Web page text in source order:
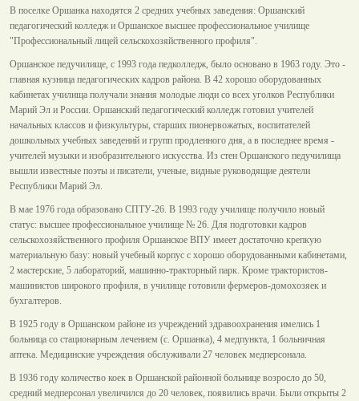
В поселке Оршанка находятся 2 средних учебных заведения: Оршанский
педагогический колледж и Оршанское высшее профессиональное училище
"Профессиональный лицей сельскохозяйственного профиля".
Оршанское педучилище, с 1993 года педколледж, было основано в 1963 году. Это -
главная кузница педагогических кадров района. В 42 хорошо оборудованных
кабинетах училища получали знания молодые люди со всех уголков Республики
Марий Эл и России. Оршанский педагогический колледж готовил учителей
начальных классов и физкультуры, старших пионервожатых, воспитателей
дошкольных учебных заведений и групп продленного дня, а в последнее время -
учителей музыки и изобразительного искусства. Из стен Оршанского педучилища
вышли известные поэты и писатели, ученые, видные руководящие деятели
Республики Марий Эл.
В мае 1976 года образовано СПТУ-26. В 1993 году училище получило новый
статус: высшее профессиональное училище № 26. Для подготовки кадров
сельскохозяйственного профиля Оршанское ВПУ имеет достаточно крепкую
материальную базу: новый учебный корпус с хорошо оборудованными кабинетами,
2 мастерские, 5 лабораторий, машинно-тракторный парк. Кроме трактористов-
машинистов широкого профиля, в училище готовили фермеров-домохозяек и
бухгалтеров.
В 1925 году в Оршанском районе из учреждений здравоохранения имелись 1
больница со стационарным лечением (с. Оршанка), 4 медпункта, 1 больничная
аптека. Медицинские учреждения обслуживали 27 человек медперсонала.
В 1936 году количество коек в Оршанской районной больнице возросло до 50,
средний медперсонал увеличился до 20 человек, появились врачи. Были открыты 2